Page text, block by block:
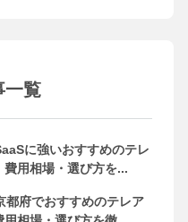
一覧
に強いおすすめのテレ
費用相場・選び方を...
都府でおすすめのテレア